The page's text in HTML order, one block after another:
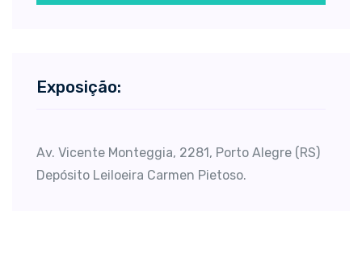
Exposição:
Av. Vicente Monteggia, 2281, Porto Alegre (RS)
Depósito Leiloeira Carmen Pietoso.